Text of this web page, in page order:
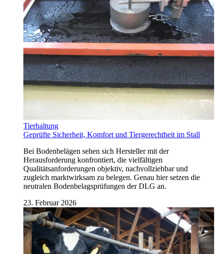
Tierhaltung
Geprüfte Sicherheit, Komfort und Tiergerechtheit im Stall
Bei Bodenbelägen sehen sich Hersteller mit der
Herausforderung konfrontiert, die vielfältigen
Qualitätsanforderungen objektiv, nachvollziehbar und
zugleich marktwirksam zu belegen. Genau hier setzen die
neutralen Bodenbelagsprüfungen der DLG an.
23. Februar 2026